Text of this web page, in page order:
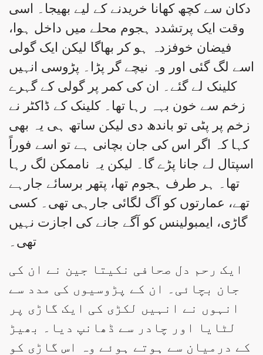
دکان سے کچھ کھانا خریدنے کے لیے بھیجا۔ اسی
وقت ایک پرتشدد ہجوم محلے میں داخل ہوا،
فیضان خوفزدہ ہو کر بھاگا لیکن ایک گولی
اسے لگ گئی اور وہ نیچے گر پڑا۔ پڑوسی انہیں
کلینک لے گئے۔ ان کی کمر پر گولی کے گہرے
زخم سے خون بہہ رہا تھا۔ کلینک کے ڈاکٹر نے
زخم پر پٹی تو باندھ دی لیکن ساتھ ہی یہ بھی
کہا کہ اگر اس کی جان بچانی ہے تو اسے فوراً
اسپتال لے جانا پڑے گا۔ لیکن یہ ناممکن لگ رہا
تھا۔ ہر طرف ہجوم تھا، پتھر برسائے جارہے
تھے، عمارتوں کو آگ لگائی جارہی تھی۔ کسی
گاڑی، ایمبولینس کو آگے جانے کی اجازت نہیں
تھی۔
ایک رحم دل صحافی نکیتا جین نے ان کی
جان بچائی۔ ان کے پڑوسیوں کی مدد سے
انہوں نے انہیں لکڑی کی ایک گاڑی پر
لٹایا اور چادر سے ڈھانپ دیا۔ بھیڑ
کے درمیان سے ہوتے ہوئے وہ اس گاڑی کو